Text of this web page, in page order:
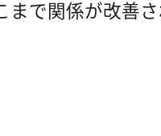
で関係が改善